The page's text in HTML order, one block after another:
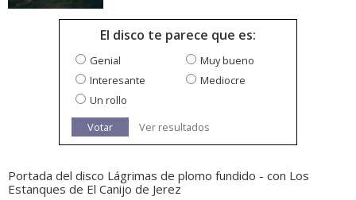
El disco te parece que es:
Genial
Muy bueno
Interesante
Mediocre
Un rollo
Votar
Ver resultados
Portada del disco Lágrimas de plomo fundido - con Los
Estanques de El Canijo de Jerez